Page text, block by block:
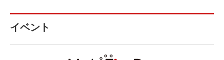
イベント